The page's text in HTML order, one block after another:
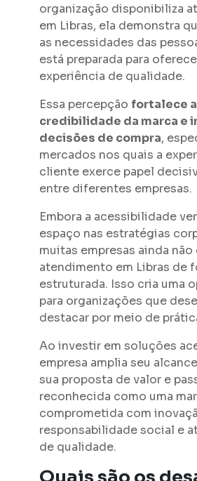
organização disponibiliza
em Libras, ela demonstra
as necessidades das
está preparada para
experiência de qualidade.
Essa percepção fortalece a
credibilidade da marca e
decisões de compra,
mercados nos quais a
cliente exerce papel
entre diferentes empresas.
Embora a acessibilidade
espaço nas estratégias
muitas empresas ainda
atendimento em Libras de
estruturada. Isso cria uma
para organizações que
destacar por meio de
Ao investir em soluções
empresa amplia seu
sua proposta de valor e
reconhecida como uma
comprometida com
responsabilidade social e
de qualidade.